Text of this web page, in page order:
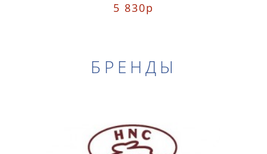
5 830р
БРЕНДЫ